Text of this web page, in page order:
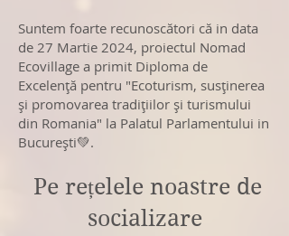
Suntem foarte recunoscători că in data
de 27 Martie 2024, proiectul Nomad
Ecovillage a primit Diploma de
Excelenţă pentru "Ecoturism, susţinerea
și promovarea tradiţiilor și turismului
din Romania" la Palatul Parlamentului in
București💚.
Pe rețelele noastre de
socializare